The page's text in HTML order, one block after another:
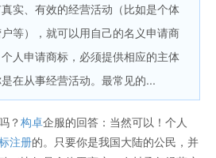
实、有效的经营活动（比如是个体
等），就可以用自己的名义申请商
申请商标，必须提供相应的主体
在从事经营活动。最常见的...
？构卓企服的回答：当然可以！个人
注册的。只要你是我国大陆的公民，并